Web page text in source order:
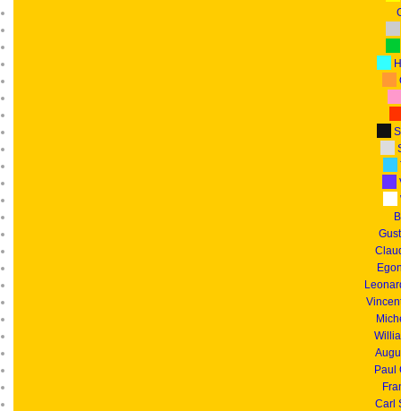
Paul
Carl